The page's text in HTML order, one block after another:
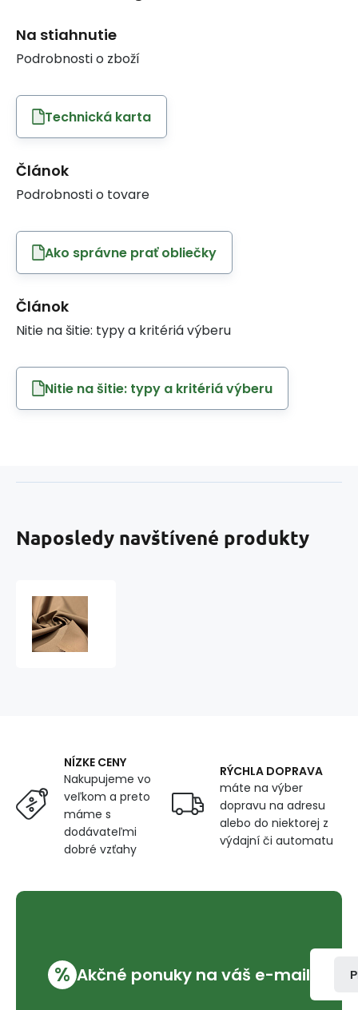
Na stiahnutie
Podrobnosti o zboží
Technická karta
Článok
Podrobnosti o tovare
Ako správne prať obliečky
Článok
Nitie na šitie: typy a kritériá výberu
Nitie na šitie: typy a kritériá výberu
Naposledy navštívené produkty
160
cm
X
0,5M,
pro
zahradní
polštáře,
NÍZKE CENY
Nakupujeme vo
veľkom a preto
máme s
dodávateľmi
dobré vzťahy
RÝCHLA DOPRAVA
máte na výber
dopravu na adresu
alebo do niektorej z
výdajní či automatu
% Akčné ponuky na váš e-mail